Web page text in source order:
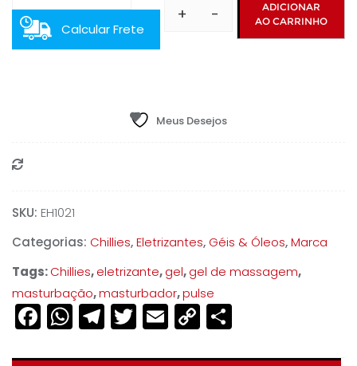
Calcular Frete
+ -
ADICIONAR
AO CARRINHO
Meus Desejos
SKU: EH1021
Categorias: Chillies,Eletrizantes, Géis & Óleos,Marca
Tags:Chillies,eletrizante,gel,gel de massagem,
masturbação,masturbador,pulse
Facebook
WhatsApp
Telegram
Twitter
Email
Copy
Link